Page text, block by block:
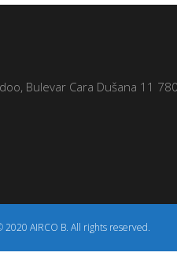
Bulevar Cara Dušana 11
2020 AIRCO B. All rights reserved.